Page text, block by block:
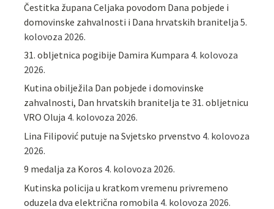
Čestitka župana Celjaka povodom Dana pobjede i
domovinske zahvalnosti i Dana hrvatskih branitelja 5.
kolovoza 2026.
31. obljetnica pogibije Damira Kumpara 4. kolovoza
2026.
Kutina obilježila Dan pobjede i domovinske
zahvalnosti, Dan hrvatskih branitelja te 31. obljetnicu
VRO Oluja 4. kolovoza 2026.
Lina Filipović putuje na Svjetsko prvenstvo 4. kolovoza
2026.
9 medalja za Koros 4. kolovoza 2026.
Kutinska policija u kratkom vremenu privremeno
oduzela dva električna romobila 4. kolovoza 2026.